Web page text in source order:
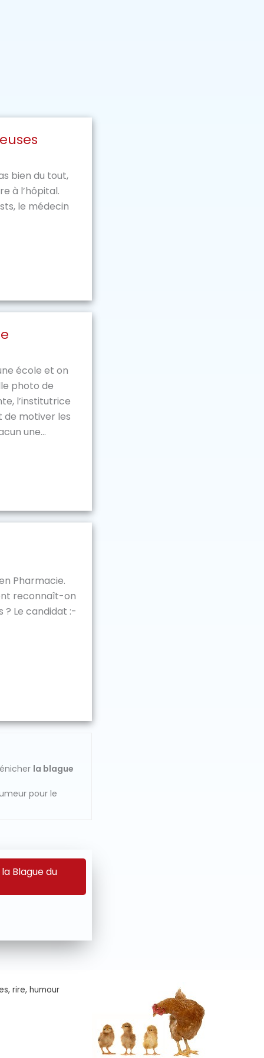
bien du tout,
à l’hôpital.
le médecin
école et on
photo de
l’institutrice
de motiver les
une...
Pharmacie.
reconnaît-on
Le candidat :-
la blague
pour le
Blague du
rire, humour